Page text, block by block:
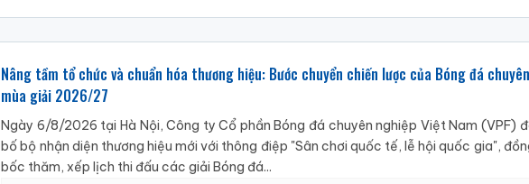
Nâng tầm tổ chức và chuẩn hóa thương hiệu: Bước chuyển chiến lược của Bóng đá
mùa giải 2026/27
Ngày 6/8/2026 tại Hà Nội, Công ty Cổ phần Bóng đá chuyên nghiệp Việt Nam (VPF)
bố bộ nhận diện thương hiệu mới với thông điệp "Sân chơi quốc tế, lễ hội quốc gia",
bốc thăm, xếp lịch thi đấu các giải Bóng đá...